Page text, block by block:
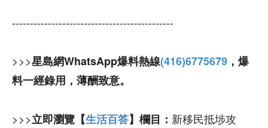
---------------------------------------------
>>>星島網WhatsApp爆料熱線(416)6775679 ，爆
料一經錄用，薄酬致意。
>>>立即瀏覽【生活百答】欄目： 新移民抵埗攻